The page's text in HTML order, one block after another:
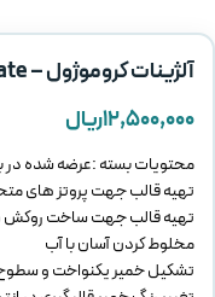
آلژینات کروموژول – Chromogel Alginate
۱۲,۵۰۰,۰۰۰ریال
محتویات بسته :عرضه شده در بسته
تهیه قالب جهت پروتز های
تهیه قالب جهت ساخت
مخلوط کردن آسان با آب
تشکیل خمیر یکنواخت و